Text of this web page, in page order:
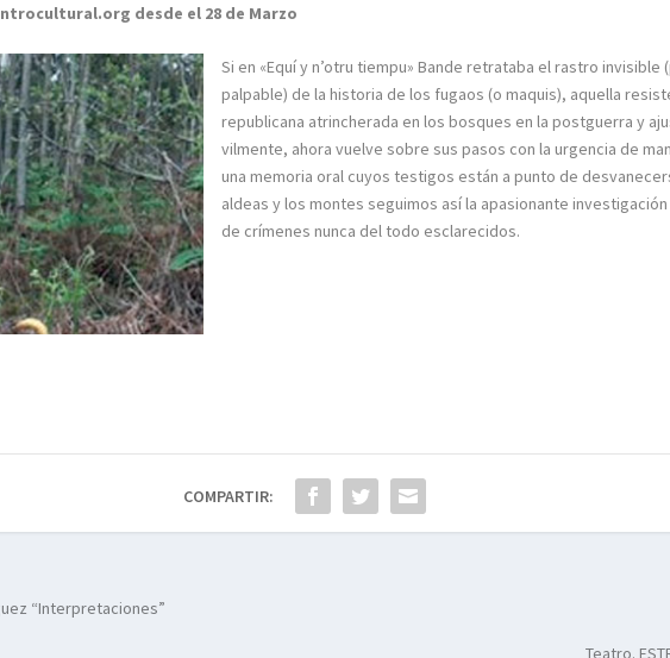
desde el 28 de Marzo
Si en «Equí y n’otru tiempu» Bande retrataba el rastro invisible
palpable) de la historia de los fugaos (o maquis), aquella
republicana atrincherada en los bosques en la postguerra y
vilmente, ahora vuelve sobre sus pasos con la urgencia de
una memoria oral cuyos testigos están a punto de
aldeas y los montes seguimos así la apasionante
de crímenes nunca del todo esclarecidos.
COMPARTIR:
“Interpretaciones”
Teatro.